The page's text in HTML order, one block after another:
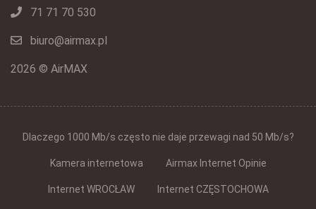
71 71 70 530
biuro@airmax.pl
2026 © AirMAX
Dlaczego 1000 Mb/s często nie daje przewagi nad 50 Mb/s?
Kamera internetowa Airmax Internet Opinie
Internet WROCŁAW Internet CZĘSTOCHOWA